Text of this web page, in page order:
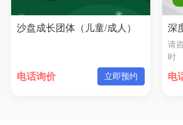
沙盘成长团体（儿童/成人）
电话询价 立即预约
深
请
时
电